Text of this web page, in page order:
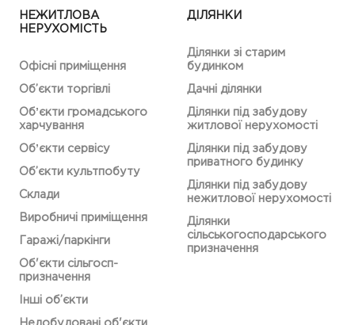
НЕЖИТЛОВА
НЕРУХОМІСТЬ
Офісні приміщення
Об’єкти торгівлі
Обʼєкти громадського
харчування
Обʼєкти сервісу
Об’єкти культпобуту
Склади
Виробничі приміщення
Гаражі/паркінги
Об'єкти сільгосп-
призначення
Інші об’єкти
ДІЛЯНКИ
Ділянки зі старим
будинком
Дачні ділянки
Ділянки під забудову
житлової нерухомості
Ділянки під забудову
приватного будинку
Ділянки під забудову
нежитлової нерухомості
Ділянки
сільськогосподарського
призначення